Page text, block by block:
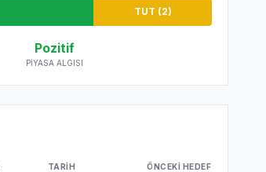
TUT (2)
Pozitif
PIYASA ALGISI
TARIH ÖNCEKI HEDEF